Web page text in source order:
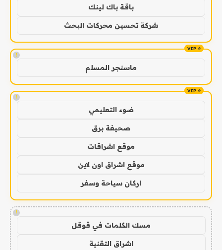
باقة باك لينك
شركة تحسين محركات البحث
!
ماسنجر المسلم
!
ضوء التعليمي
صحيفة برق
موقع اشراقات
موقع اشراق اون لاين
اركان سياحة وسفر
!
مسك الكلمات في قوقل
اشراق التقنية